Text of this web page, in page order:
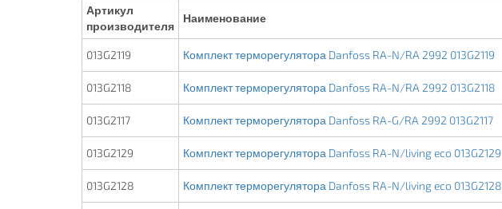
Артикул
производителя
Наименование
013G2119 Комплект терморегулятора Danfoss RA-N/RA 2992 013G2119
013G2118 Комплект терморегулятора Danfoss RA-N/RA 2992 013G2118
013G2117 Комплект терморегулятора Danfoss RA-G/RA 2992 013G2117
013G2129 Комплект терморегулятора Danfoss RA-N/living eco 013G2129
013G2128 Комплект терморегулятора Danfoss RA-N/living eco 013G2128